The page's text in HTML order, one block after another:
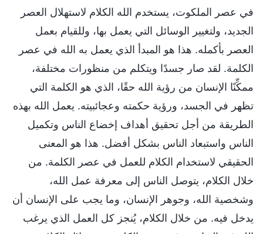
في عصر الملكوت، يستخدم الله الكلام لاستهلال العصر
الجديد، ولتغيير الوسائل التي يعمل بها، وللقيام بعمل
العصر بأكمله. هذا هو المبدأ الذي يعمل به الله في عصر
الكلمة. لقد صار جسدًا ويتكلم من منظورات مختلفة،
ممكِّنًا الإنسان من رؤية الله حقًا، الذي هو الكلمة التي
تظهر في الجسد، ورؤية حكمته وعجائبيته. يعمل الله بهذه
الطريقة من أجل تحقيق أهداف إخضاع الناس وتكميل
الناس واستبعاد الناس بشكل أفضل. هذا هو المعنى
الحقيقي لاستخدام الكلام للعمل في عصر الكلمة. من
خلال الكلام، يتوصل الناس إلى معرفة عمل الله،
وشخصية الله، وجوهر الإنسان، وما يجب على الإنسان أن
يدخل فيه. من خلال الكلام، يُنجز كل العمل الذي يرغب